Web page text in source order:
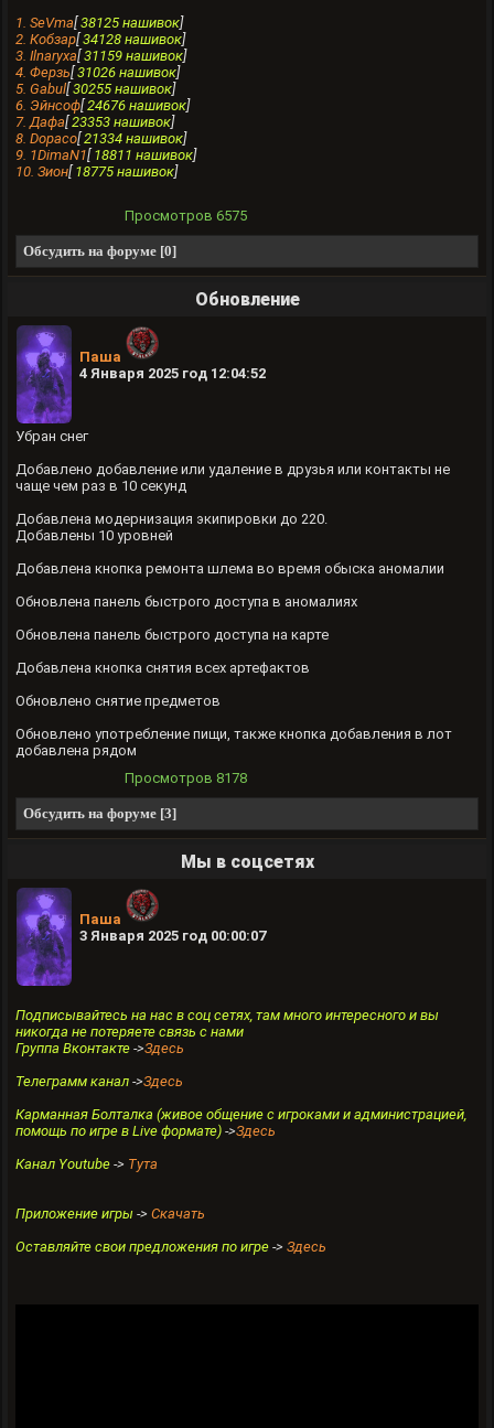
1. SeVma[ 38125 нашивок]
2. Кобзар[ 34128 нашивок]
3. Ilnaryxa[ 31159 нашивок]
4. Фeрзь[ 31026 нашивок]
5. Gabul[ 30255 нашивок]
6. Эйнсоф[ 24676 нашивок]
7. Дафа[ 23353 нашивок]
8. Dopaco[ 21334 нашивок]
9. 1DimaN1[ 18811 нашивок]
10. Зион[ 18775 нашивок]
Просмотров 6575
Обсудить на форуме [0]
Обновление
Паша
4 Января 2025 год 12:04:52
Убран снег
Добавлено добавление или удаление в друзья или контакты не
чаще чем раз в 10 секунд
Добавлена модернизация экипировки до 220.
Добавлены 10 уровней
Добавлена кнопка ремонта шлема во время обыска аномалии
Обновлена панель быстрого доступа в аномалиях
Обновлена панель быстрого доступа на карте
Добавлена кнопка снятия всех артефактов
Обновлено снятие предметов
Обновлено употребление пищи, также кнопка добавления в лот
добавлена рядом
Просмотров 8178
Обсудить на форуме [3]
Мы в соцсетях
Паша
3 Января 2025 год 00:00:07
Подписывайтесь на нас в соц сетях, там много интересного и вы
никогда не потеряете связь с нами
Группа Вконтакте ->Здесь
Телеграмм канал ->Здесь
Карманная Болталка (живое общение с игроками и администрацией,
помощь по игре в Live формате) ->Здесь
Канал Youtube -> Тута
Приложение игры -> Скачать
Оставляйте свои предложения по игре -> Здесь